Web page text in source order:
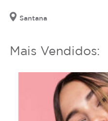
Santana
Mais Vendidos: